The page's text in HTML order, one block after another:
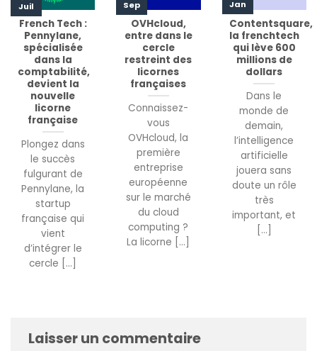
French Tech :
Pennylane,
spécialisée
dans la
comptabilité,
devient la
nouvelle
licorne
française
Plongez dans
le succès
fulgurant de
Pennylane, la
startup
française qui
vient
d’intégrer le
cercle [...]
Juil
OVHcloud,
entre dans le
cercle
restreint des
licornes
françaises
Connaissez-
vous
OVHcloud, la
première
entreprise
européenne
sur le marché
du cloud
computing ?
La licorne [...]
Sep
Contentsquare,
la frenchtech
qui lève 600
millions de
dollars
Dans le
monde de
demain,
l’intelligence
artificielle
jouera sans
doute un rôle
très
important, et
[...]
Jan
Laisser un commentaire